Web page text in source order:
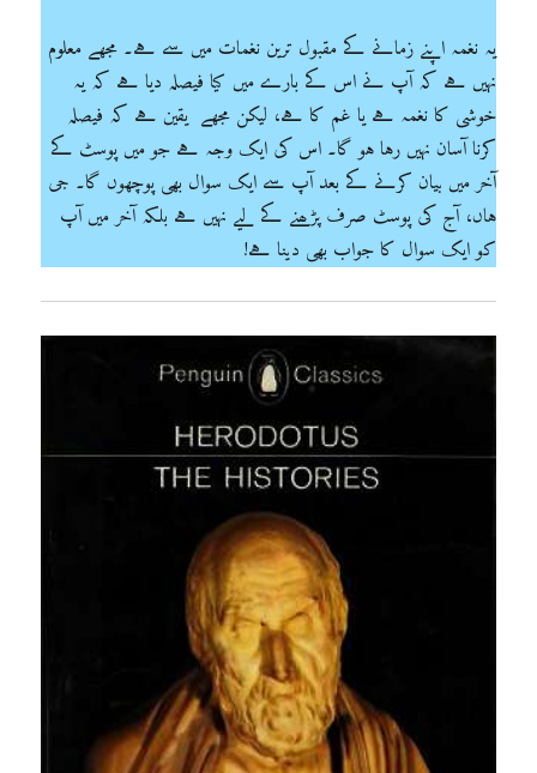
یہ نغمہ اپنے زمانے کے مقبول ترین نغمات میں سے ہے۔ مجھے معلوم
نہیں ہے کہ آپ نے اس کے بارے میں کیا فیصلہ دیا ہے کہ یہ
خوشی کا نغمہ ہے یا غم کا ہے، لیکن مجھے یقین ہے کہ فیصلہ
کرنا آسان نہیں رہا ہو گا۔ اس کی ایک وجہ ہے جو میں پوسٹ کے
آخر میں بیان کرنے کے بعد آپ سے ایک سوال بھی پوچھوں گا۔ جی
ہاں، آج کی پوسٹ صرف پڑھنے کے لیے نہیں ہے بلکہ آخر میں آپ
کو ایک سوال کا جواب بھی دینا ہے!